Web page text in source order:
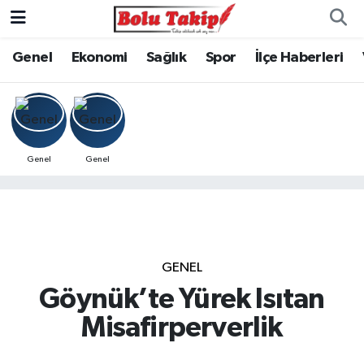
Genel Ekonomi Sağlık Spor İlçe Haberleri
Genel Genel
GENEL
Göynük’te Yürek Isıtan
Misafirperverlik